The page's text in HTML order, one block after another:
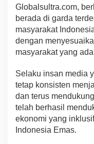
8
,
P
o
l
i
r
e
s
i
Globalsultra.com,
berada di garda
masyarakat
dengan
masyarakat yang
Selaku insan media
tetap konsisten
dan terus
telah berhasil
ekonomi yang
Indonesia Emas.